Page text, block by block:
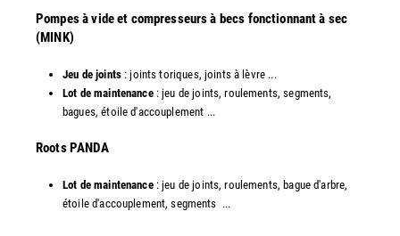
Pompes à vide et compresseurs à becs fonctionnant à sec
(MINK)
Jeu de joints: joints toriques, joints à lèvre ...
Lot de maintenance: jeu de joints, roulements, segments,
bagues, étoile d'accouplement ...
​Roots PANDA
Lot de maintenance: jeu de joints, roulements, bague d'arbre,
étoile d'accouplement, segments ...​